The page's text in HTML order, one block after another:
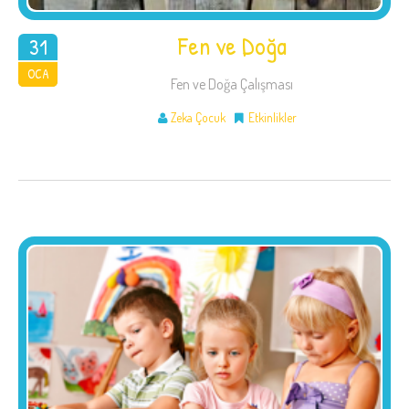
31
OCA
2018
Fen ve Doğa
Fen ve Doğa Çalışması
Zeka Çocuk Etkinlikler